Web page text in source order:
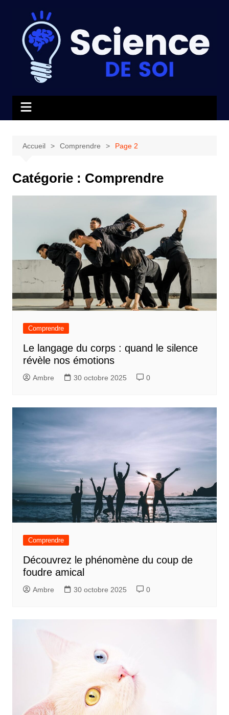
contenu
Accueil Comprendre Page 2
Catégorie : Comprendre
Comprendre
Le langage du corps : quand le silence
révèle nos émotions
Ambre 30 octobre 2025 0
Comprendre
Découvrez le phénomène du coup de
foudre amical
Ambre 30 octobre 2025 0